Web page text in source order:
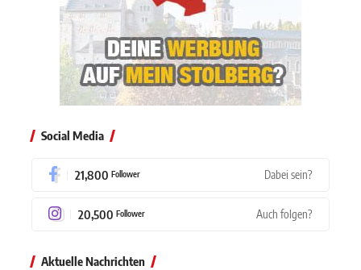
Social Media
21,800 Follower Dabei sein?
20,500 Follower Auch folgen?
Aktuelle Nachrichten